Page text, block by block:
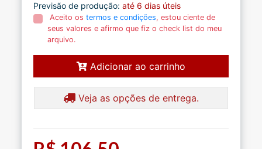
Previsão de produção: até 6 dias úteis
Aceito ostermos e condições, estou ciente de
seus valores e afirmo que fiz o check list do meu
arquivo.
Adicionar ao carrinho
Veja as opções de entrega.